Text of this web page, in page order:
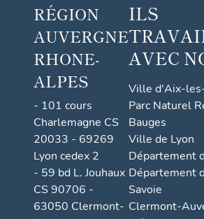
RÉGION
AUVERGNE
RHONE-
ALPES
- 101 cours
Charlemagne CS
20033 - 69269
Lyon cedex 2
- 59 bd L. Jouhaux
CS 90706 -
63050 Clermont-
ILS
AVEC
Ville d'Aix-
Parc Naturel
Bauges
Ville de Lyon
Département
Département
Savoie
Clermont-